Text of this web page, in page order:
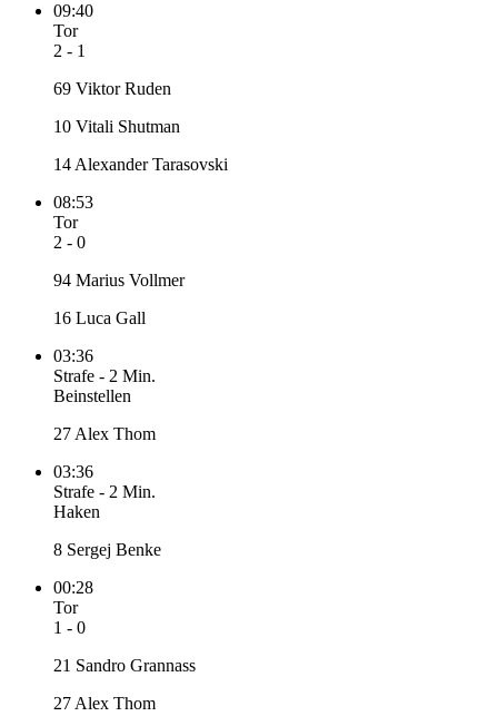
09:40
Tor
2 - 1
69 Viktor Ruden
10 Vitali Shutman
14 Alexander Tarasovski
08:53
Tor
2 - 0
94 Marius Vollmer
16 Luca Gall
03:36
Strafe - 2 Min.
Beinstellen
27 Alex Thom
03:36
Strafe - 2 Min.
Haken
8 Sergej Benke
00:28
Tor
1 - 0
21 Sandro Grannass
27 Alex Thom